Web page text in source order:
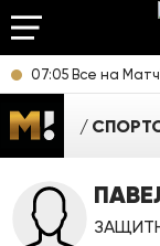
07:05 Все на